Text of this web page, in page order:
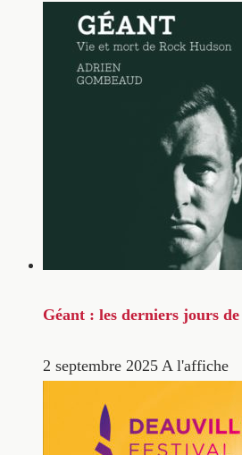
Géant : les derniers jours
2 septembre 2025 A l'affiche